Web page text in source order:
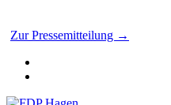
Zur Pressemitteilung →